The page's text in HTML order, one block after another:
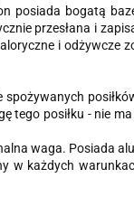
posiada bogatą
przesłana i
i odżywcze
tego posiłku - nie
waga. Posiada
w każdych